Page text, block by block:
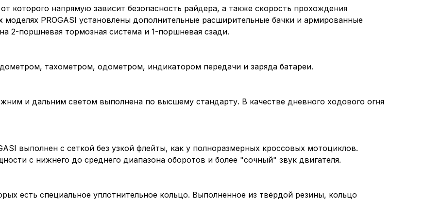
которого напрямую зависит безопасность райдера, а также скорость прохождения
моделях PROGASI установлены дополнительные расширительные бачки и армированные
2-поршневая тормозная система и 1-поршневая сзади.
тахометром, одометром, индикатором передачи и заряда батареи.
и дальним светом выполнена по высшему стандарту. В качестве дневного ходового огня
выполнен с сеткой без узкой флейты, как у полноразмерных кроссовых мотоциклов.
c нижнего до среднего диапазона оборотов и более "сочный" звук двигателя.
есть специальное уплотнительное кольцо. Выполненное из твёрдой резины, кольцо